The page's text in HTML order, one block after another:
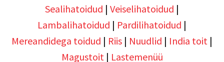
Sealihatoidud | Veiselihatoidud |
Lambalihatoidud | Pardilihatoidud |
Mereandidega toidud | Riis | Nuudlid | India toit |
Magustoit| Lastemenüü